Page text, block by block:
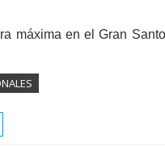
máxima en el Gran